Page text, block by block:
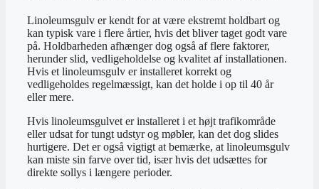
Linoleumsgulv er kendt for at være ekstremt holdbart og
kan typisk vare i flere årtier, hvis det bliver taget godt vare
på. Holdbarheden afhænger dog også af flere faktorer,
herunder slid, vedligeholdelse og kvalitet af installationen.
Hvis et linoleumsgulv er installeret korrekt og
vedligeholdes regelmæssigt, kan det holde i op til 40 år
eller mere.
Hvis linoleumsgulvet er installeret i et højt trafikområde
eller udsat for tungt udstyr og møbler, kan det dog slides
hurtigere. Det er også vigtigt at bemærke, at linoleumsgulv
kan miste sin farve over tid, især hvis det udsættes for
direkte sollys i længere perioder.